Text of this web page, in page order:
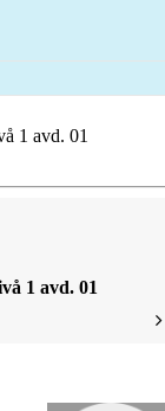
1 avd. 01
1 avd. 01